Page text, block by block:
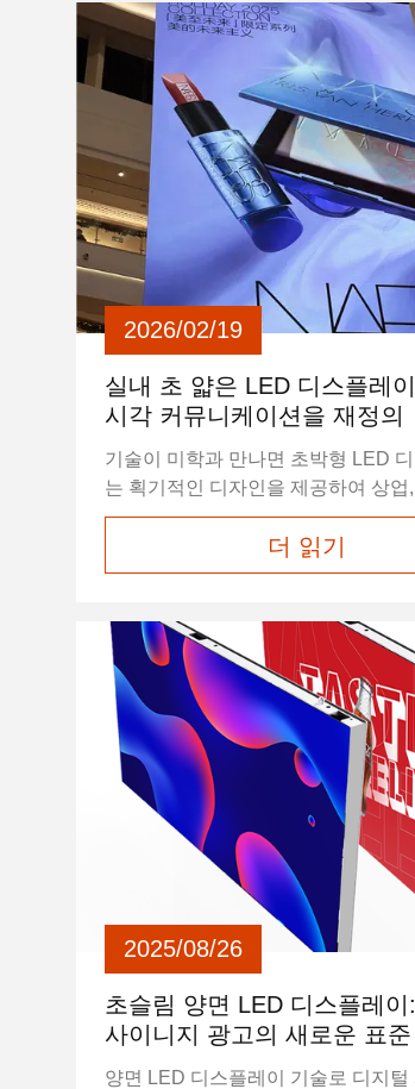
및 지능형 원격 콘텐츠 제어 기능을
도 LED 포스터 디스플레이는 상업
보 디스플레이 및 브랜드 마케팅 캠
생생하고 역동적인 시각 효과를 제공
잡한 설치가 필요 없는 플러그 앤 플
LED ...
2026/02/19
실내 초 얇은 LED 디스플레
시각 커뮤니케이션을 재정의
기술이 미학과 만나면 초박형 LED 디
는 획기적인 디자인을 제공하여 상업
부 기업 환경에 혁신적인 시각적 솔
합니다. 기존 스크린의 부피에서 벗어
벼움, 선명도, 지능이라는 네 가지 핵
넣는 "시각적 초점" 및 "정보 허브"로
다. HSCXLED - 초박형 양면 LED 디
크린은 10년 이상의 경험을 보유한
레이 스크린 제조업체인 Shenzhen
Innovation Technology Co., Ltd.독...
더 읽기
2025/08/26
초슬림 양면 LED 디스플레이
사이니지 광고의 새로운 표준
양면 LED 디스플레이 기술로 디지털